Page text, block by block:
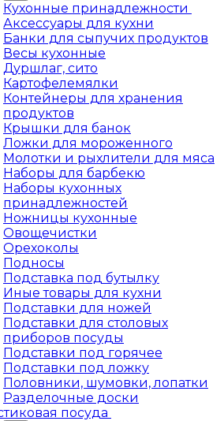
Кухонные принадлежности
Аксессуары для кухни
Банки для сыпучих продуктов
Весы кухонные
Дуршлаг, сито
Картофелемялки
Контейнеры для хранения
продуктов
Крышки для банок
Ложки для мороженного
Молотки и рыхлители для мяса
Наборы для барбекю
Наборы кухонных
принадлежностей
Ножницы кухонные
Овощечистки
Орехоколы
Подносы
Подставка под бутылку
Иные товары для кухни
Подставки для ножей
Подставки для столовых
приборов посуды
Подставки под горячее
Подставки под ложку
Половники, шумовки, лопатки
Разделочные доски
посуда